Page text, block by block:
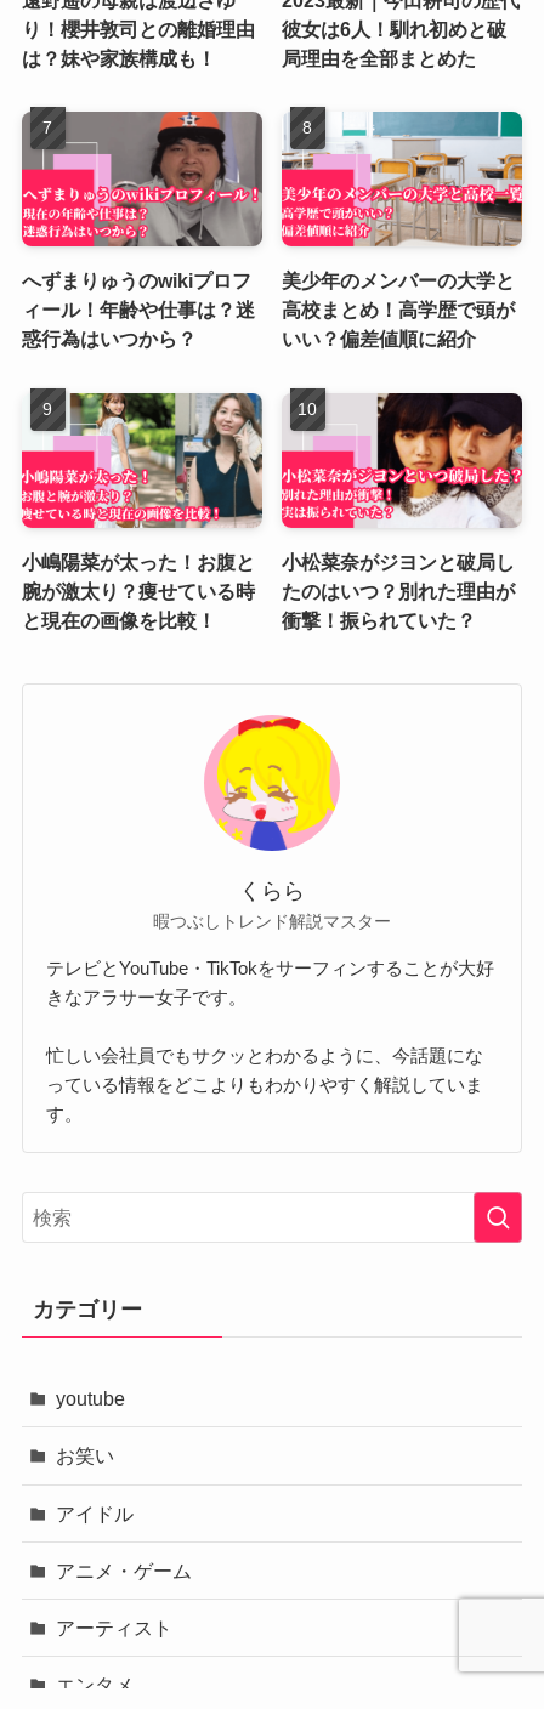
り！櫻井敦司との離婚理由
は？妹や家族構成も！
彼女は6人！馴れ初めと破
局理由を全部まとめた
へずまりゅうのwikiプロフ
ィール！年齢や仕事は？迷
惑行為はいつから？
美少年のメンバーの大学と
高校まとめ！高学歴で頭が
いい？偏差値順に紹介
小嶋陽菜が太った！お腹と
腕が激太り？痩せている時
と現在の画像を比較！
小松菜奈がジヨンと破局し
たのはいつ？別れた理由が
衝撃！振られていた？
くらら
暇つぶしトレンド解説マスター
テレビとYouTube・TikTokをサーフィンすることが大好
きなアラサー女子です。
忙しい会社員でもサクッとわかるように、今話題にな
っている情報をどこよりもわかりやすく解説していま
す。
カテゴリー
youtube
お笑い
アイドル
アニメ・ゲーム
アーティスト
エンタメ